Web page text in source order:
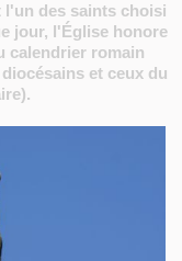
l'un des saints choisi
jour, l'Église honore
calendrier romain
et ceux du